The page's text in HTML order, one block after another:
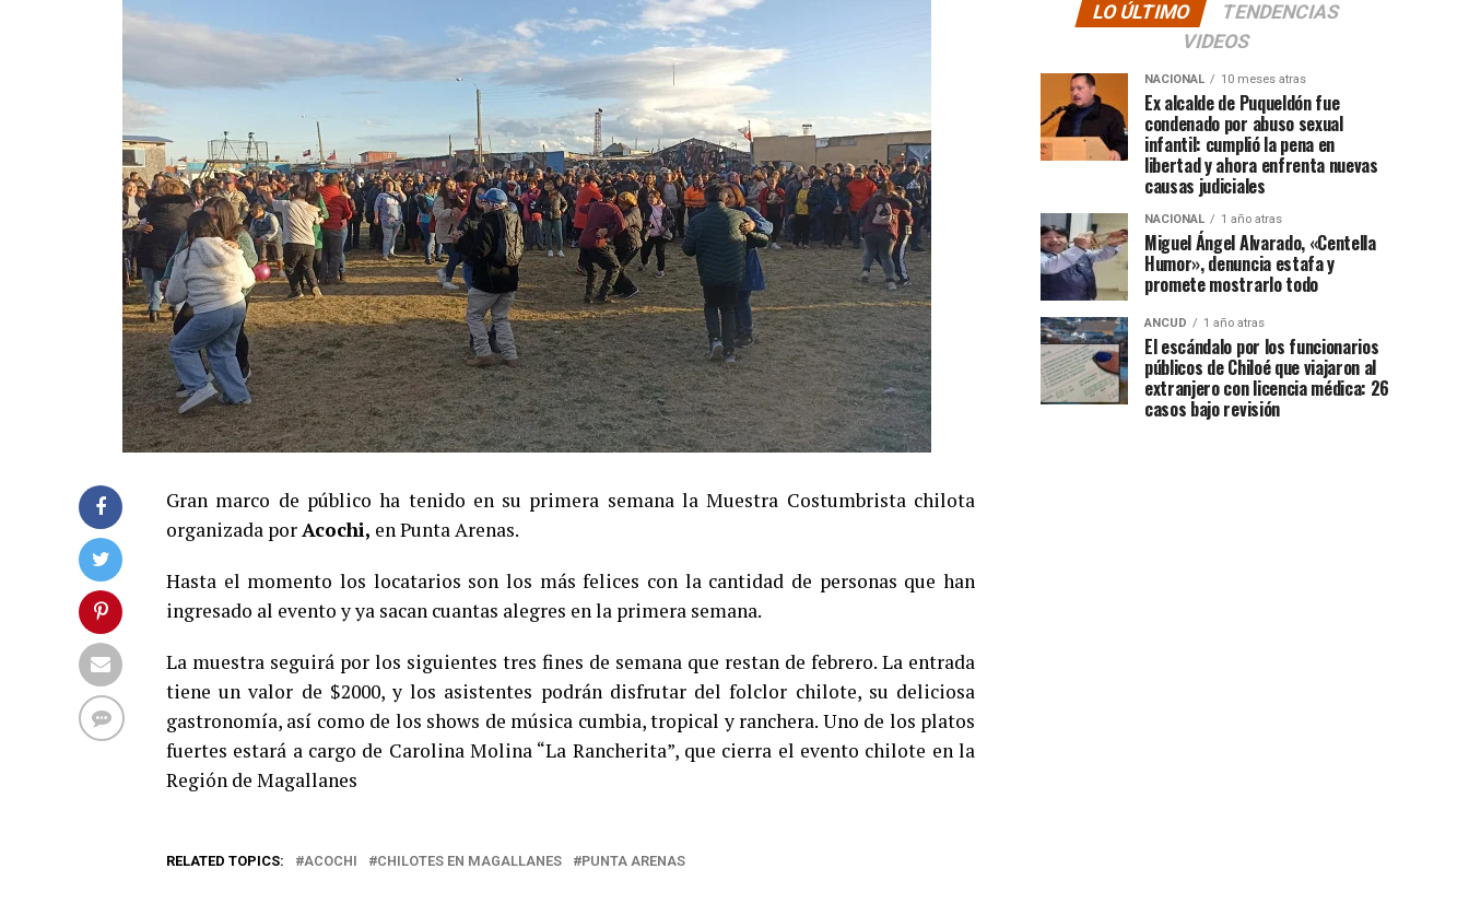
Gran marco de público ha tenido en su primera semana la Muestra Costumbrista chilota
organizada porAcochi, en Punta Arenas.
Hasta el momento los locatarios son los más felices con la cantidad de personas que han
ingresado al evento y ya sacan cuantas alegres en la primera semana.
La muestra seguirá por los siguientes tres fines de semana que restan de febrero. La entrada
tiene un valor de $2000, y los asistentes podrán disfrutar del folclor chilote, su deliciosa
gastronomía, así como de los shows de música cumbia, tropical y ranchera. Uno de los platos
fuertes estará a cargo de Carolina Molina “La Rancherita”, que cierra el evento chilote en la
Región de Magallanes
RELATED TOPICS: ACOCHI CHILOTES EN MAGALLANES PUNTA ARENAS
LO ÚLTIMO
TENDENCIAS
VIDEOS
NACIONAL 10 meses atras
Ex alcalde de Puqueldón fue
condenado por abuso sexual
infantil: cumplió la pena en
libertad y ahora enfrenta nuevas
causas judiciales
NACIONAL 1 año atras
Miguel Ángel Alvarado, «Centella
Humor», denuncia estafa y
promete mostrarlo todo
ANCUD 1 año atras
El escándalo por los funcionarios
públicos de Chiloé que viajaron al
extranjero con licencia médica: 26
casos bajo revisión